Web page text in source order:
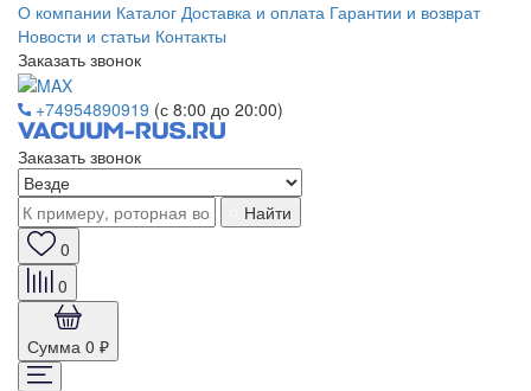
О компании Каталог Доставка и оплата Гарантии и возврат
Новости и статьи Контакты
Заказать звонок
+74954890919 (с 8:00 до 20:00)
Заказать звонок
Найти
0
0
Сумма 0 ₽